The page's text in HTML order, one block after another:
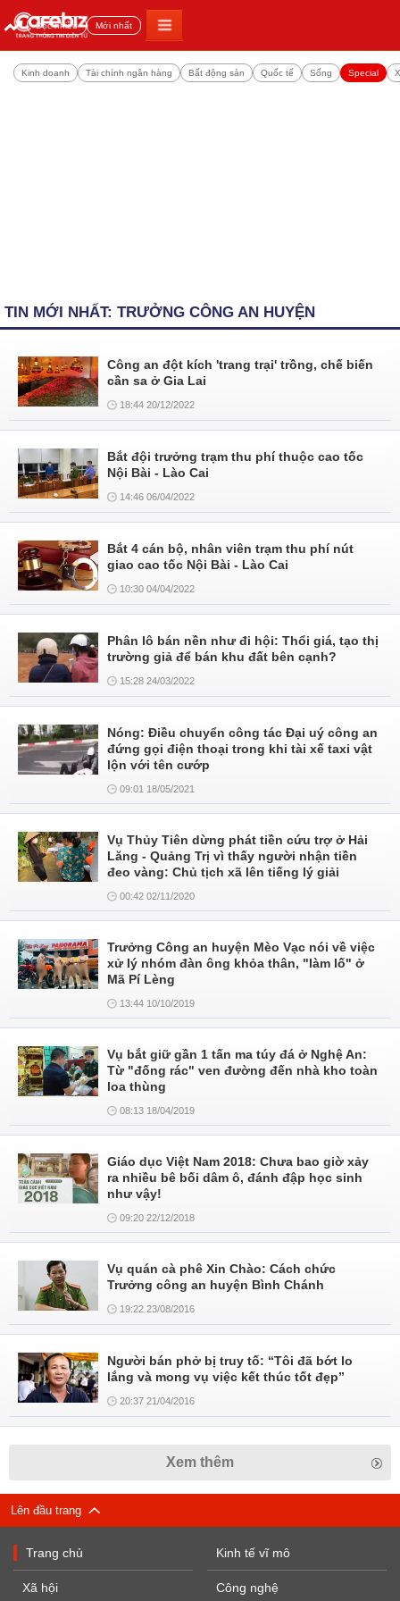
Đọc nhiều Mới nhất
Kinh doanh Tài chính ngân hàng Bất động sản Quốc tế Sống Special
TIN MỚI NHẤT: TRƯỞNG CÔNG AN HUYỆN
Công an đột kích 'trang trại' trồng, chế biến
cần sa ở Gia Lai
18:44 20/12/2022
Bắt đội trưởng trạm thu phí thuộc cao tốc
Nội Bài - Lào Cai
14:46 06/04/2022
Bắt 4 cán bộ, nhân viên trạm thu phí nút
giao cao tốc Nội Bài - Lào Cai
10:30 04/04/2022
Phân lô bán nền như đi hội: Thổi giá, tạo thị
trường giả để bán khu đất bên cạnh?
15:28 24/03/2022
Nóng: Điều chuyển công tác Đại uý công an
đứng gọi điện thoại trong khi tài xế taxi vật
lộn với tên cướp
09:01 18/05/2021
Vụ Thủy Tiên dừng phát tiền cứu trợ ở Hải
Lăng - Quảng Trị vì thấy người nhận tiền
đeo vàng: Chủ tịch xã lên tiếng lý giải
00:42 02/11/2020
Trưởng Công an huyện Mèo Vạc nói về việc
xử lý nhóm đàn ông khỏa thân, "làm lố" ở
Mã Pí Lèng
13:44 10/10/2019
Vụ bắt giữ gần 1 tấn ma túy đá ở Nghệ An:
Từ "đống rác" ven đường đến nhà kho toàn
loa thùng
08:13 18/04/2019
Giáo dục Việt Nam 2018: Chưa bao giờ xảy
ra nhiều bê bối dâm ô, đánh đập học sinh
như vậy!
09:20 22/12/2018
Vụ quán cà phê Xin Chào: Cách chức
Trưởng công an huyện Bình Chánh
19:22 23/08/2016
Người bán phở bị truy tố: “Tôi đã bớt lo
lắng và mong vụ việc kết thúc tốt đẹp”
20:37 21/04/2016
Xem thêm
Lên đầu trang
Trang chủ
Xã hội
Kinh tế vĩ mô
Công nghệ